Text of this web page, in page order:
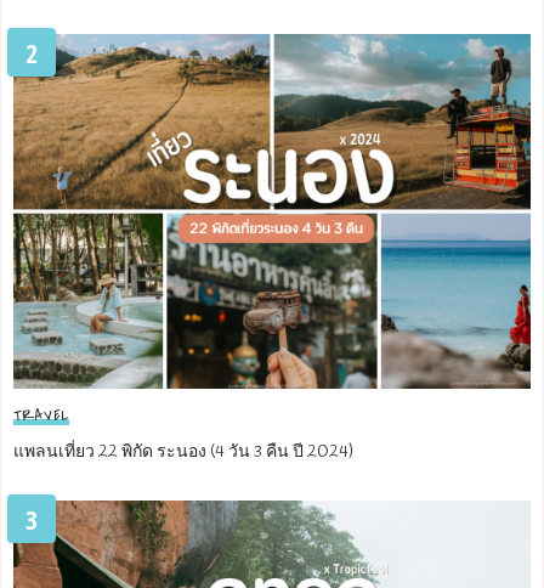
2
TRAVEL
แพลนเที่ยว 22 พิกัด ระนอง (4 วัน 3 คืน ปี 2024)
3